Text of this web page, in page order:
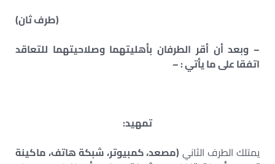
(طرف ثان)
– وبعد أن أقر الطرفان بأهليتهما وصلاحيتهما للتعاقد
اتفقا على ما يأتي : –
تمهيد:
يمتلك الطرف الثاني (مصعد، كمبيوتر، شبكة هاتف، ماكينة